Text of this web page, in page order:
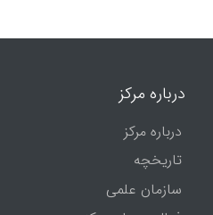
درباره مرکز
درباره مرکز
تاریخچه
سازمان علمی